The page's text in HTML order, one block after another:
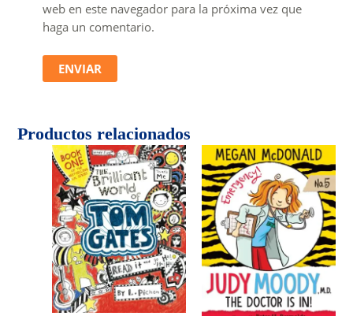
web en este navegador para la próxima vez que
haga un comentario.
Productos relacionados